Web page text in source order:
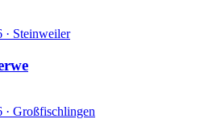
· Steinweiler
· Großfischlingen